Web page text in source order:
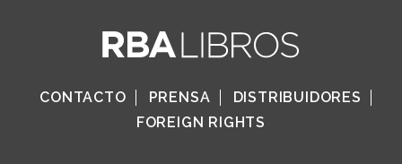
CONTACTO PRENSA
DISTRIBUIDORES
FOREIGN RIGHTS